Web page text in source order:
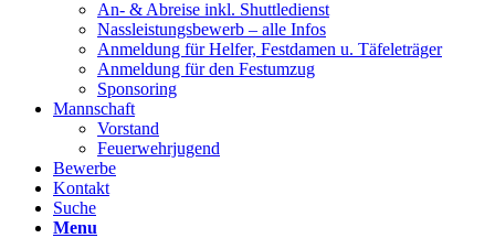
An- & Abreise inkl. Shuttledienst
Nassleistungsbewerb – alle Infos
Anmeldung für Helfer, Festdamen u. Täfeleträger
Anmeldung für den Festumzug
Sponsoring
Mannschaft
Vorstand
Feuerwehrjugend
Bewerbe
Kontakt
Suche
Menu